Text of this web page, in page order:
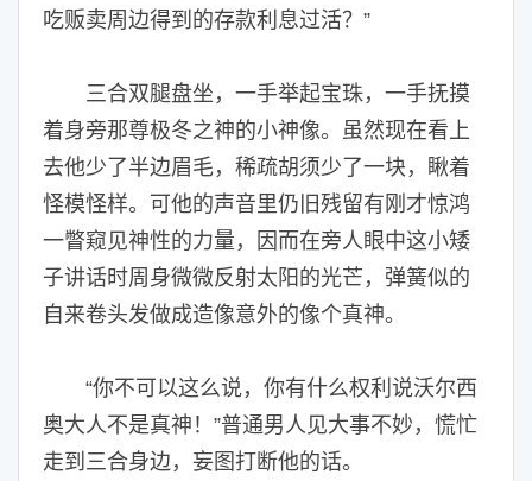
吃贩卖周边得到的存款利息过活？”
三合双腿盘坐，一手举起宝珠，一手抚摸
着身旁那尊极冬之神的小神像。虽然现在看上
去他少了半边眉毛，稀疏胡须少了一块，瞅着
怪模怪样。可他的声音里仍旧残留有刚才惊鸿
一瞥窥见神性的力量，因而在旁人眼中这小矮
子讲话时周身微微反射太阳的光芒，弹簧似的
自来卷头发做成造像意外的像个真神。
“你不可以这么说，你有什么权利说沃尔西
奥大人不是真神！”普通男人见大事不妙，慌忙
走到三合身边，妄图打断他的话。